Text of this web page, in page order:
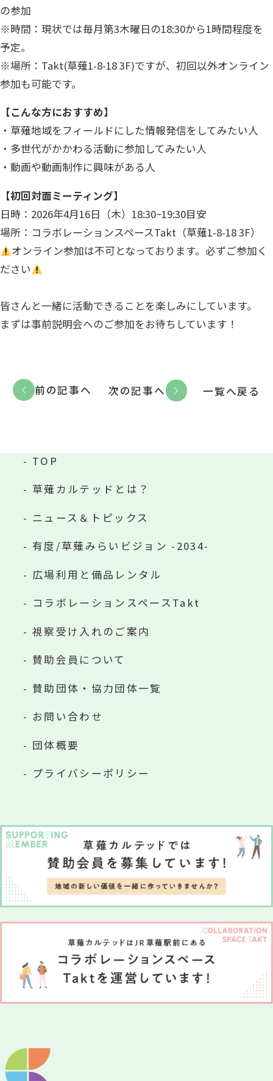
の参加
※時間：現状では毎月第3木曜日の18:30から1時間程度を
予定。
※場所：Takt(草薙1-8-18 3F)ですが、初回以外オンライン
参加も可能です。
【こんな方におすすめ】
・草薙地域をフィールドにした情報発信をしてみたい人
・多世代がかかわる活動に参加してみたい人
・動画や動画制作に興味がある人
【初回対面ミーティング】
日時：2026年4月16日（木）18:30~19:30目安
場所：コラボレーションスペースTakt（草薙1-8-18 3F）
オンライン参加は不可となっております。必ずご参加く
ださい
皆さんと一緒に活動できることを楽しみにしています。
まずは事前説明会へのご参加をお待ちしています！
前の記事へ 一覧へ戻る
次の記事へ
TOP
草薙カルテッドとは？
ニュース＆トピックス
有度/草薙みらいビジョン -2034-
広場利用と備品レンタル
コラボレーションスペースTakt
視察受け入れのご案内
賛助会員について
賛助団体・協力団体一覧
お問い合わせ
団体概要
プライバシーポリシー